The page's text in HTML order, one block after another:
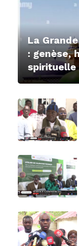
La
: genèse,
spirituelle